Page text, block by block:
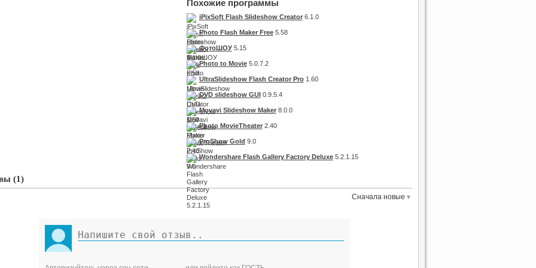
Похожие программы
iPixSoft Flash Slideshow Creator6.1.0
Photo Flash Maker Free5.58
ФотоШОУ5.15
Photo to Movie5.0.7.2
UltraSlideshow Flash Creator Pro1.60
DVD slideshow GUI0.9.5.4
Movavi Slideshow Maker8.0.0
Photo MovieTheater2.40
ProShow Gold 9.0
Wondershare Flash Gallery Factory Deluxe5.2.1.15
(1)
Сначала новые